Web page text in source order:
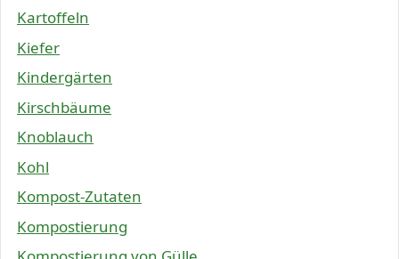
Kartoffeln
Kiefer
Kindergärten
Kirschbäume
Knoblauch
Kohl
Kompost-Zutaten
Kompostierung